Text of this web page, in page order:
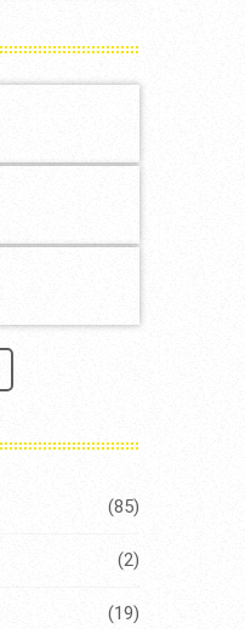
(85)
(2)
(19)